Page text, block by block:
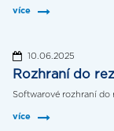
více
10.06.2025
Rozhraní do
Softwarové rozhraní do
více